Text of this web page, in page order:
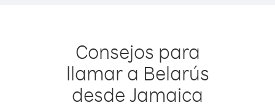
Consejos para
llamar a Belarús
desde Jamaica